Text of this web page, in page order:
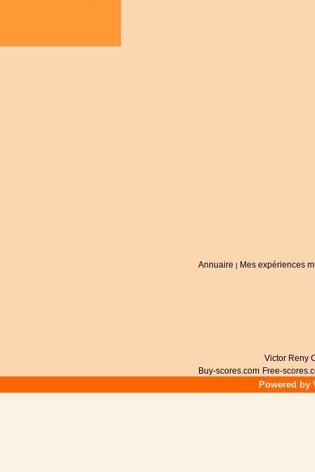
Annuaire | Mes expériences
Victor Reny
Buy-scores.com Free-
Powered by